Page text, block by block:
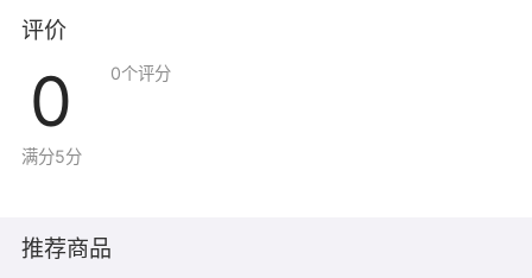
评价
0
满分5分
0个评分
推荐商品